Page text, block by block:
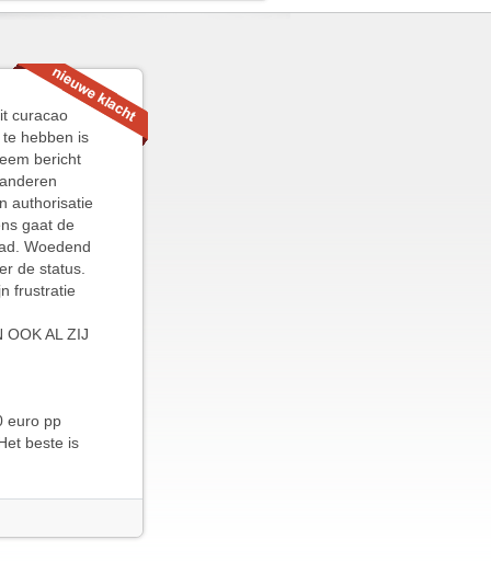
curacao
hebben is
bericht
authorisatie
gaat de
Woedend
de status.
frustratie
OOK AL ZIJ
euro pp
beste is